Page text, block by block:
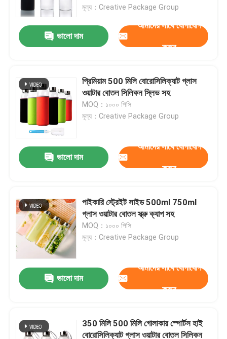
জমা দিন
মূল্য：Creative Package Group
ভালো দাম
আমাদের সাথে যোগাযোগ
করুন
প্রিমিয়াম 500 মিলি বোরোসিলিক্যাট গ্লাস
ওয়াটার বোতল সিলিকন স্লিভ সহ
MOQ：১০০০ পিসি
মূল্য：Creative Package Group
ভালো দাম
আমাদের সাথে যোগাযোগ
করুন
পাইকারি স্ট্রেইট সাইড 500ml 750ml
গ্লাস ওয়াটার বোতল স্ক্রু ক্যাপ সহ
MOQ：১০০০ পিসি
মূল্য：Creative Package Group
ভালো দাম
আমাদের সাথে যোগাযোগ
করুন
350 মিলি 500 মিলি গোলাকার স্পোর্টস হাই
বোরোসিলিক্যাট গ্লাস ওয়াটার বোতল সিলিকন